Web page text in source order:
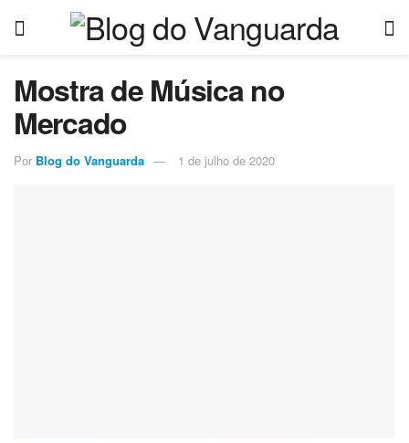
Mostra de Música no
Mercado
Por Blog do Vanguarda 1 de julho de 2020